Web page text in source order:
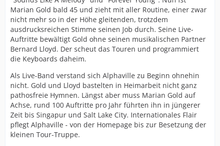
Marian Gold bald 45 und zieht mit aller Routine, einer zwar
nicht mehr so in der Höhe gleitenden, trotzdem
ausdrucksreichen Stimme seinen Job durch. Seine Live-
Auftritte bewältigt Gold ohne seinen musikalischen Partner
Bernard Lloyd. Der scheut das Touren und programmiert
die Keyboards daheim.
Als Live-Band verstand sich Alphaville zu Beginn ohnehin
nicht. Gold und Lloyd bastelten in Heimarbeit nicht ganz
pathosfreie Hymnen. Längst aber muss Marian Gold auf
Achse, rund 100 Auftritte pro Jahr führten ihn in jüngerer
Zeit bis Singapur und Salt Lake City. Internationales Flair
pflegt Alphaville - von der Homepage bis zur Besetzung der
kleinen Tour-Truppe.